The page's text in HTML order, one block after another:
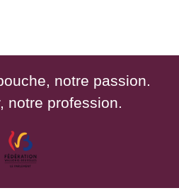
notre passion.
notre profession.